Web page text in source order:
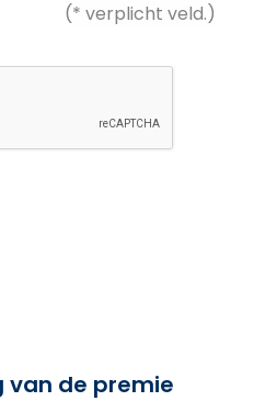
(* verplicht veld.)
van de premie